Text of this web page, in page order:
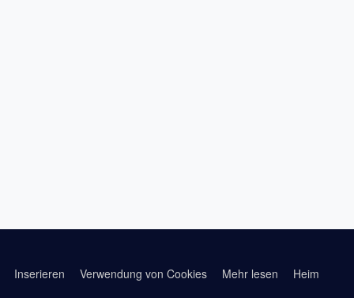
Inserieren Verwendung von Cookies Mehr lesen Heim